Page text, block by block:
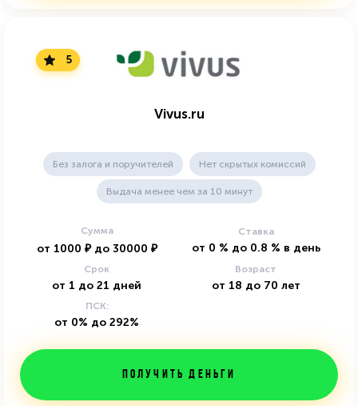
5
Vivus.ru
Без залога и поручителей Нет скрытых комиссий
Выдача менее чем за 10 минут
Сумма
от 1000 ₽ до 30000 ₽
Ставка
от 0 % до 0.8 % в день
Срок
от 1 до 21 дней
Возраст
от 18 до 70 лет
ПСК:
от 0% до 292%
Получить деньги